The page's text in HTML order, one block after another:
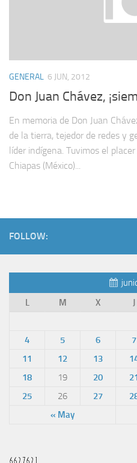
GENERAL 6 JUN, 2012
Don Juan Chávez,
En memoria de Don Juan
de la tierra, tejedor de redes y
líder indígena. Tuvimos el
Chiapas (México)...
FOLLOW:
L
M X J
« May
4
5 6 7
11
12 13
18
19 20 21
25
26 27